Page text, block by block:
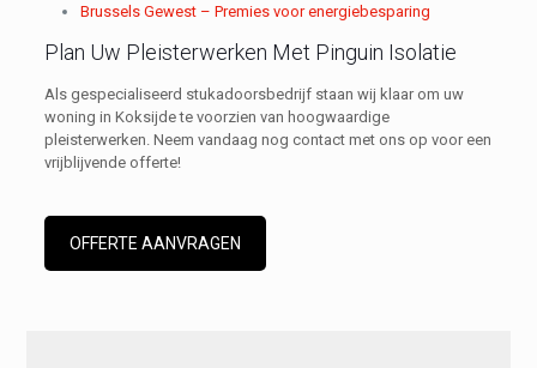
Brussels Gewest – Premies voor energiebesparing
Plan Uw Pleisterwerken Met Pinguin Isolatie
Als gespecialiseerd stukadoorsbedrijf staan wij klaar om uw
woning in Koksijde te voorzien van hoogwaardige
pleisterwerken. Neem vandaag nog contact met ons op voor een
vrijblijvende offerte!
OFFERTE AANVRAGEN